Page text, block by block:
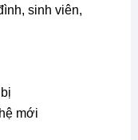
sinh viên,
mới